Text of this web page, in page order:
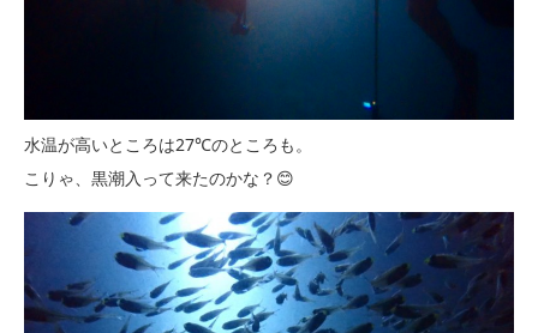
水温が高いところは27℃のところも。
こりゃ、黒潮入って来たのかな？😊